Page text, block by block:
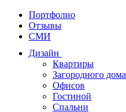
Портфолио
Отзывы
СМИ
Дизайн
Квартиры
Загородного дома
Офисов
Гостиной
Спальни